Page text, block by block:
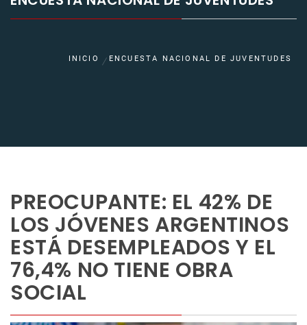
INICIO ENCUESTA NACIONAL DE JUVENTUDES
PREOCUPANTE: EL 42% DE
LOS JÓVENES ARGENTINOS
ESTÁ DESEMPLEADOS Y EL
76,4% NO TIENE OBRA
SOCIAL